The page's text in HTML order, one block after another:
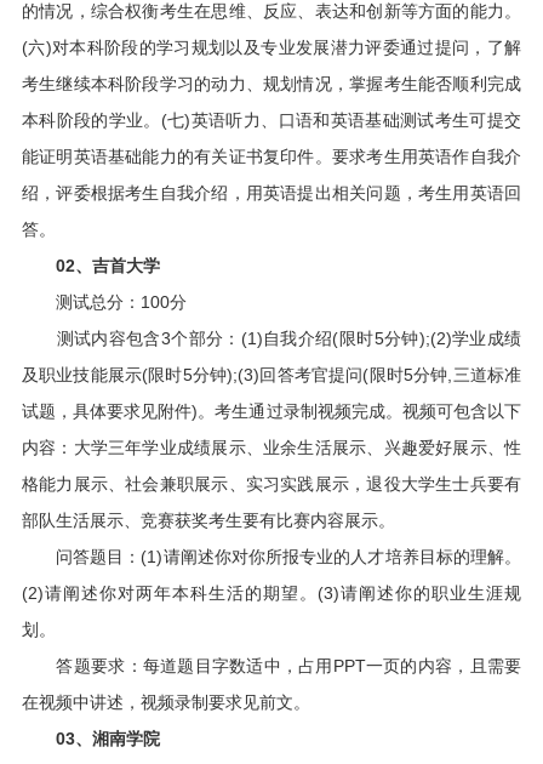
的情况，综合权衡考生在思维、反应、表达和创新等方面的能力。
(六)对本科阶段的学习规划以及专业发展潜力评委通过提问，了解
考生继续本科阶段学习的动力、规划情况，掌握考生能否顺利完成
本科阶段的学业。(七)英语听力、口语和英语基础测试考生可提交
能证明英语基础能力的有关证书复印件。要求考生用英语作自我介
绍，评委根据考生自我介绍，用英语提出相关问题，考生用英语回
答。
02、吉首大学
测试总分：100分
测试内容包含3个部分：(1)自我介绍(限时5分钟);(2)学业成绩
及职业技能展示(限时5分钟);(3)回答考官提问(限时5分钟,三道标准
试题，具体要求见附件)。考生通过录制视频完成。视频可包含以下
内容：大学三年学业成绩展示、业余生活展示、兴趣爱好展示、性
格能力展示、社会兼职展示、实习实践展示，退役大学生士兵要有
部队生活展示、竞赛获奖考生要有比赛内容展示。
问答题目：(1)请阐述你对你所报专业的人才培养目标的理解。
(2)请阐述你对两年本科生活的期望。(3)请阐述你的职业生涯规
划。
答题要求：每道题目字数适中，占用PPT一页的内容，且需要
在视频中讲述，视频录制要求见前文。
03、湘南学院